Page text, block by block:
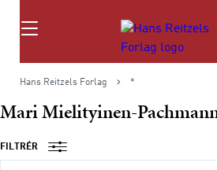
Søg
Hans Reitzels Forlag *
Mari Mielityinen-
FILTRÉR